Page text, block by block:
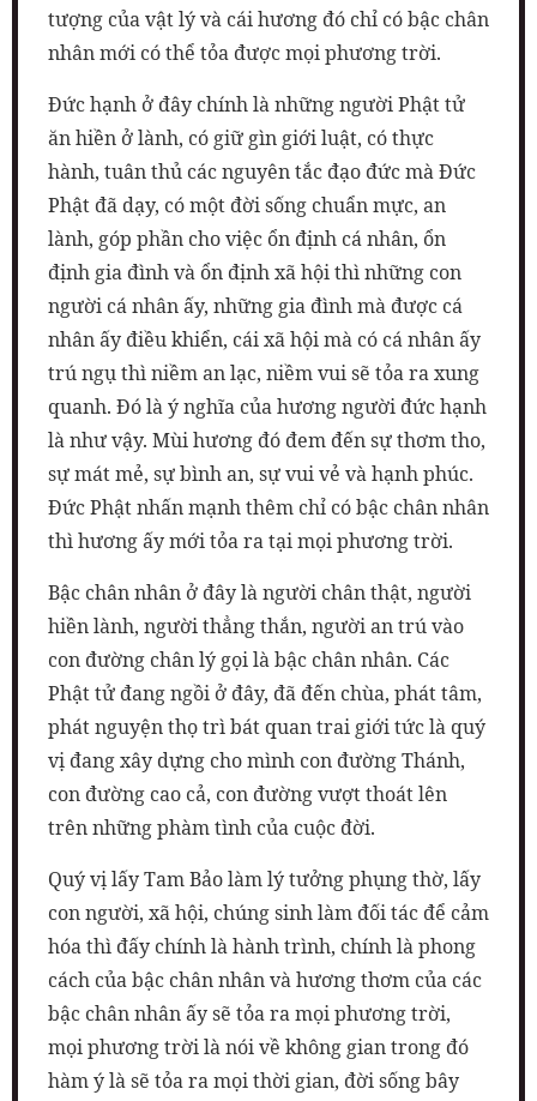
tượng của vật lý và cái hương đó chỉ có bậc chân
nhân mới có thể tỏa được mọi phương trời.
Đức hạnh ở đây chính là những người Phật tử
ăn hiền ở lành, có giữ gìn giới luật, có thực
hành, tuân thủ các nguyên tắc đạo đức mà Đức
Phật đã dạy, có một đời sống chuẩn mực, an
lành, góp phần cho việc ổn định cá nhân, ổn
định gia đình và ổn định xã hội thì những con
người cá nhân ấy, những gia đình mà được cá
nhân ấy điều khiển, cái xã hội mà có cá nhân ấy
trú ngụ thì niềm an lạc, niềm vui sẽ tỏa ra xung
quanh. Đó là ý nghĩa của hương người đức hạnh
là như vậy. Mùi hương đó đem đến sự thơm tho,
sự mát mẻ, sự bình an, sự vui vẻ và hạnh phúc.
Đức Phật nhấn mạnh thêm chỉ có bậc chân nhân
thì hương ấy mới tỏa ra tại mọi phương trời.
Bậc chân nhân ở đây là người chân thật, người
hiền lành, người thẳng thắn, người an trú vào
con đường chân lý gọi là bậc chân nhân. Các
Phật tử đang ngồi ở đây, đã đến chùa, phát tâm,
phát nguyện thọ trì bát quan trai giới tức là quý
vị đang xây dựng cho mình con đường Thánh,
con đường cao cả, con đường vượt thoát lên
trên những phàm tình của cuộc đời.
Quý vị lấy Tam Bảo làm lý tưởng phụng thờ, lấy
con người, xã hội, chúng sinh làm đối tác để cảm
hóa thì đấy chính là hành trình, chính là phong
cách của bậc chân nhân và hương thơm của các
bậc chân nhân ấy sẽ tỏa ra mọi phương trời,
mọi phương trời là nói về không gian trong đó
hàm ý là sẽ tỏa ra mọi thời gian, đời sống bây